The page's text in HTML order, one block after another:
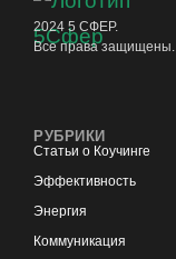
2024 5 СФЕР.
Все права защищены.
РУБРИКИ
Статьи о Коучинге
Эффективность
Энергия
Коммуникация